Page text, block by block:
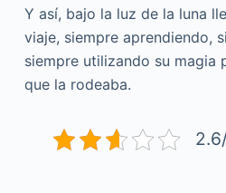
Y así, bajo la luz de la luna
viaje, siempre aprendiendo,
siempre utilizando su magia
que la rodeaba.